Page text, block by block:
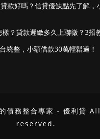
款好嗎？信貸優缺點先了解，
？貸款遲繳多久上聯徵？3招
統整，小額借款30萬輕鬆過！
債務整合專家 - 優利貸
reserved.